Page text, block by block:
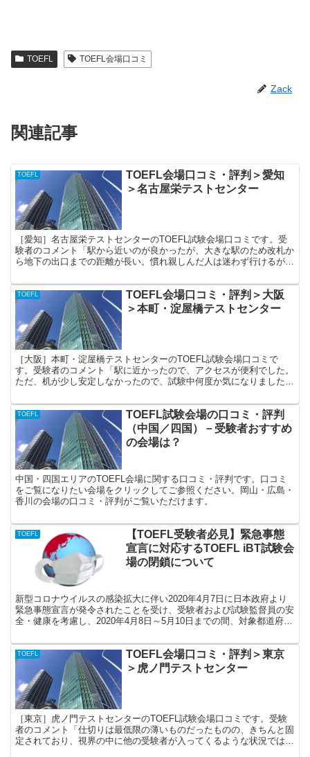
TOEFL TOEFL会場口コミ
Zack
関連記事
TOEFL
TOEFL会場口コミ・評判＞愛知
＞名古屋栄テストセンター
［愛知］名古屋栄テストセンターのTOEFL試験会場口コミです。受
験者のコメント「駅から近いのが良かったが、大きな駅のため改札か
ら地下の出口までの距離が長い。慣れ親しんだ人は迷わず行けるが、
は、大学などではなくビルの５階ということで、ビルが立ち並ぶ栄駅
周辺では少しわかりにくいです。でも近くには飲食店やコンビニがた
くさんあり、便利です。」
TOEFL
TOEFL会場口コミ・評判＞大阪
＞本町・淀屋橋テストセンター
［大阪］本町・淀屋橋テストセンターのTOEFL試験会場口コミで
す。受験者のコメント「駅に近かったので、アクセスが便利でした。
ただ、机が少し安定しなかったので、試験中何度か気になりました。
に満足しました。」
TOEFL
TOEFL試験会場の口コミ・評判
（中国／四国）－受験者おすすめ
の会場は？
中国・四国エリアのTOEFL会場に関する口コミ・評判です。口コミ
をご覧になりたい会場をクリックしてご参照ください。岡山・広島・
香川の会場の口コミ・評判がご覧いただけます。
TOEFL
【TOEFL受験者必見】緊急事態
宣言に対応するTOEFL iBT試験会
場の閉鎖について
新型コロナウイルスの感染拡大に伴い2020年4月7日に日本政府より
緊急事態宣言が発令されたことを受け、受験者および試験監督員の安
全・健康を考慮し、2020年4月8日～5月10日までの間、対象都道府県
まして試験実施が中止（臨時閉鎖）されることとなりました。この期
間、対象となる試験会場でTOEFLを受験することはできません。
TOEFL
TOEFL会場口コミ・評判＞東京
＞虎ノ門テストセンター
［東京］虎ノ門テストセンターのTOEFL試験会場口コミです。受験
者のコメント「仕切りは最低限の薄いものだったものの、きちんと固
定されており、視界の中に他の受験者が入ってくるような状況ではあ